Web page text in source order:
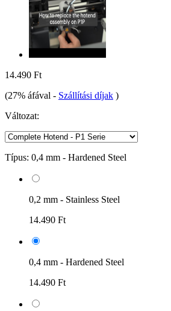
14.490 Ft
(27% áfával - Szállítási díjak )
Változat:
Típus: 0,4 mm - Hardened Steel
0,2 mm - Stainless Steel
14.490 Ft
0,4 mm - Hardened Steel
14.490 Ft